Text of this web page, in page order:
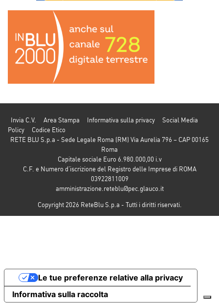
Invia C.V. Area Stampa Informativa sulla privacy
Social Media
Policy
Codice Etico
RETE BLU S.p.a - Sede Legale Roma (RM) Via Aurelia 796 – CAP 00165
Roma
Capitale sociale Euro 6.980.000,00 i.v
C.F. e Numero d’iscrizione del Registro delle Imprese di ROMA
03922811009
amministrazione.reteblu@pec.glauco.it
Copyright 2026 ReteBlu S.p.a - Tutti i diritti riservati.
Informativa sulla raccolta
Le tue preferenze relative alla privacy